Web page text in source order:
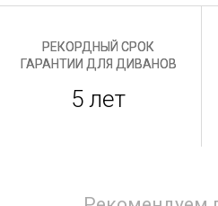
РЕКОРДНЫЙ СРОК
ГАРАНТИИ ДЛЯ ДИВАНОВ
5 лет